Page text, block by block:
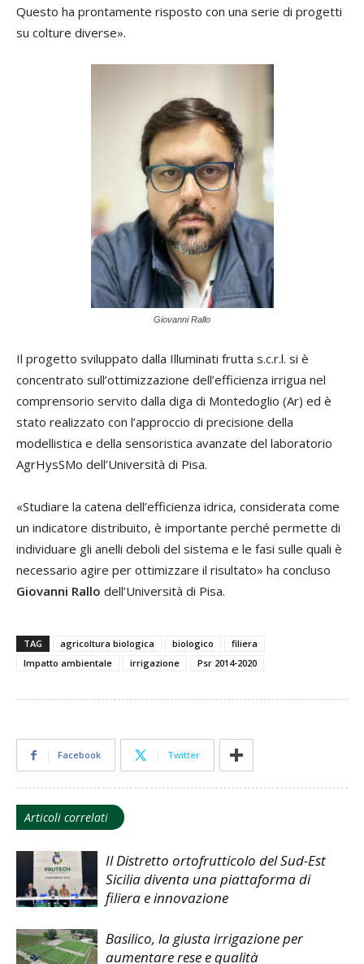
Questo ha prontamente risposto con una serie di progetti
su colture diverse».
Giovanni Rallo
Il progetto sviluppato dalla Illuminati frutta s.c.r.l. si è
concentrato sull’ottimizzazione dell’efficienza irrigua nel
comprensorio servito dalla diga di Montedoglio (Ar) ed è
stato realizzato con l’approccio di precisione della
modellistica e della sensoristica avanzate del laboratorio
AgrHysSMo dell’Università di Pisa.
«Studiare la catena dell’efficienza idrica, considerata come
un indicatore distribuito, è importante perché permette di
individuare gli anelli deboli del sistema e le fasi sulle quali è
necessario agire per ottimizzare il risultato» ha concluso
Giovanni Rallo dell’Università di Pisa.
TAG agricoltura biologica biologico
filiera
Impatto ambientale
irrigazione Psr 2014-2020
Facebook Twitter
Articoli correlati
Il Distretto ortofrutticolo del Sud-Est
Sicilia diventa una piattaforma di
filiera e innovazione
Basilico, la giusta irrigazione per
aumentare rese e qualità